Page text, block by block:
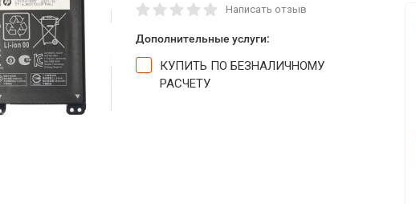
Написать отзыв
Дополнительные услуги:
КУПИТЬ ПО БЕЗНАЛИЧНОМУ
РАСЧЕТУ